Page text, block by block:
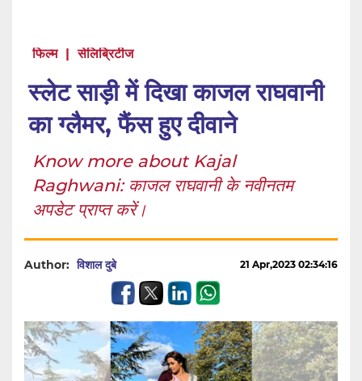
फिल्म | सेलिब्रिटीज
स्लेट साड़ी में दिखा काजल राघवानी
का ग्लैमर,‌ फैंस हुए दीवाने
Know more about Kajal
Raghwani: काजल राघवानी के नवीनतम
अपडेट प्राप्त करें।
Author: विशाल दुबे 21 Apr,2023 02:34:16